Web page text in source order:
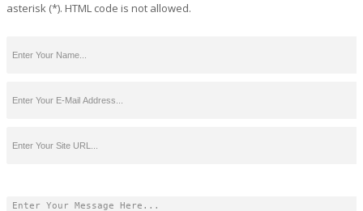
asterisk (*). HTML code is not allowed.